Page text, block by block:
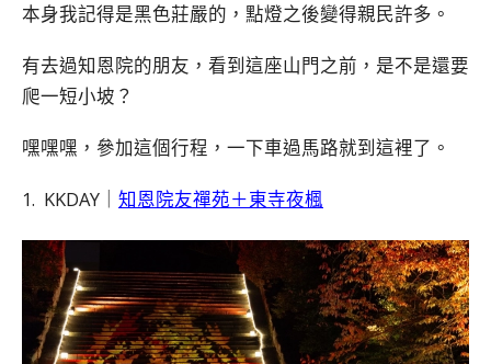
本身我記得是黑色莊嚴的，點燈之後變得親民許多。
有去過知恩院的朋友，看到這座山門之前，是不是還要
爬一短小坡？
嘿嘿嘿，參加這個行程，一下車過馬路就到這裡了。
1. KKDAY｜ 知恩院友禪苑＋東寺夜楓